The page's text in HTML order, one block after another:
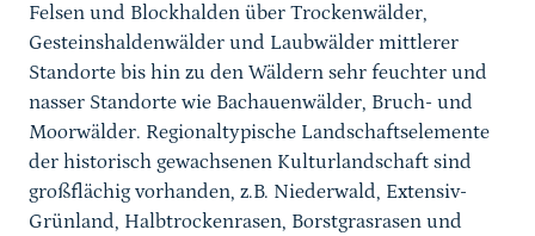
Felsen und Blockhalden über Trockenwälder,
Gesteinshaldenwälder und Laubwälder mittlerer
Standorte bis hin zu den Wäldern sehr feuchter und
nasser Standorte wie Bachauenwälder, Bruch- und
Moorwälder. Regionaltypische Landschaftselemente
der historisch gewachsenen Kulturlandschaft sind
großflächig vorhanden, z.B. Niederwald, Extensiv-
Grünland, Halbtrockenrasen, Borstgrasrasen und